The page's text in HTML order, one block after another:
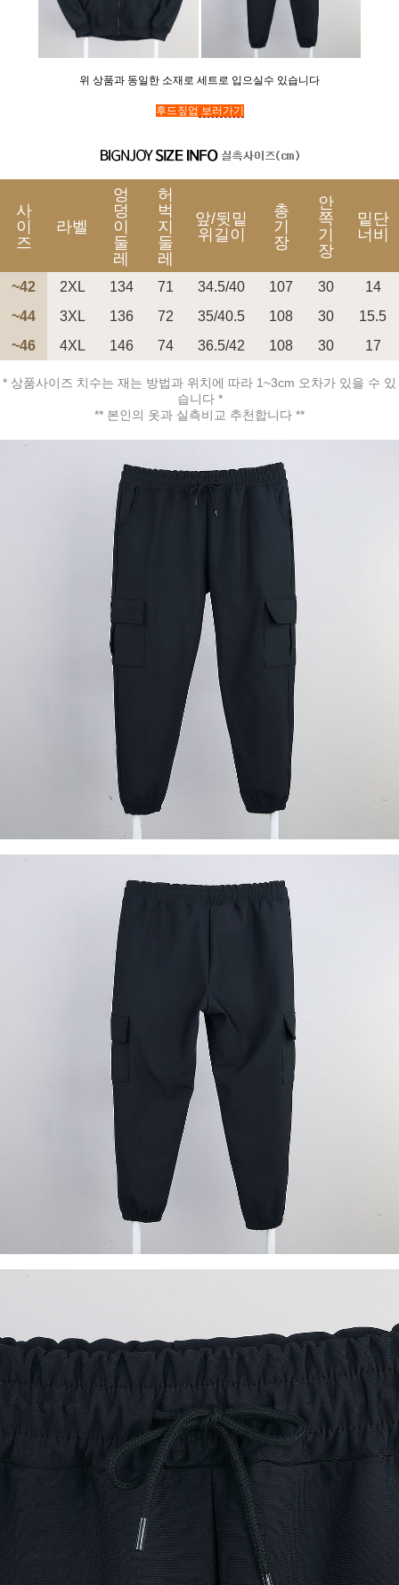
이코 라이프 하
PAYCO 바로구매
위 상품과 동일한 소재로 세트로 입으실수 있습니다
후드짚업 보러가기
사
이
즈
라벨
엉
덩
이
둘
레
허
벅
지
둘
레
앞/뒷밑
위길이
총
기
장
안
쪽
기
장
밑단
너비
~42 2XL 134 71 34.5/40 107 30
14
~44
3XL 136 72 35/40.5 108 30
15.5
~46
4XL 146 74 36.5/42 108 30 17
* 상품사이즈 치수는 재는 방법과 위치에 따라 1~3cm 오차가 있을 수 있
습니다 *
** 본인의 옷과 실측비교 추천합니다 **